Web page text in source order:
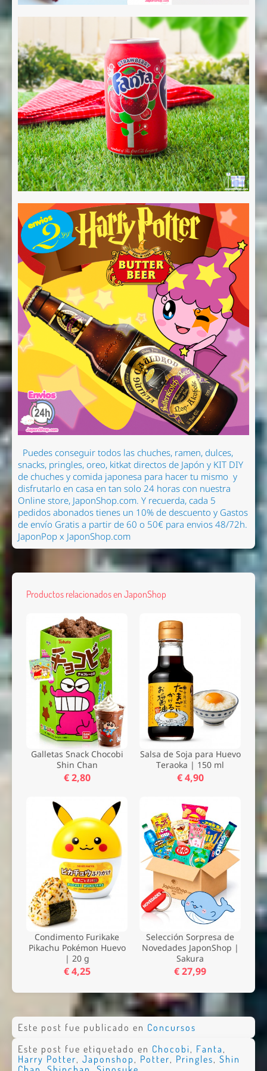
Puedes conseguir todos las chuches, ramen, dulces,
snacks, pringles, oreo, kitkat directos de Japón y KIT DIY
de chuches y comida japonesa para hacer tu mismo y
disfrutarlo en casa en tan solo 24 horas con nuestra
Online store, JaponShop.com. Y recuerda, cada 5
pedidos abonados tienes un 10% de descuento y Gastos
de envío Gratis a partir de 60 o 50€ para envios 48/72h.
JaponPop x JaponShop.com
Productos relacionados en JaponShop
Galletas Snack Chocobi
Shin Chan
€ 2,80
Salsa de Soja para Huevo
Teraoka | 150 ml
€ 4,90
Condimento Furikake
Pikachu Pokémon Huevo
| 20 g
€ 4,25
Selección Sorpresa de
Novedades JaponShop |
Sakura
€ 27,99
Este post fue publicado en Concursos
Este post fue etiquetado en Chocobi, Fanta ,
Harry Potter, Japonshop , Potter, Pringles, Shin